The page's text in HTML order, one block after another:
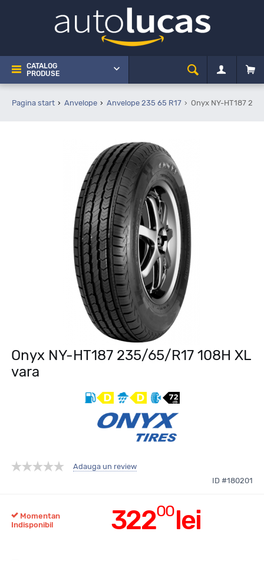
CATALOG
PRODUSE
Pagina start Anvelope Anvelope 235 65 R17 Onyx NY-HT187
Onyx NY-HT187 235/65/R17 108H XL
vara
Adauga un review
ID #180201
32200lei
Momentan
Indisponibil